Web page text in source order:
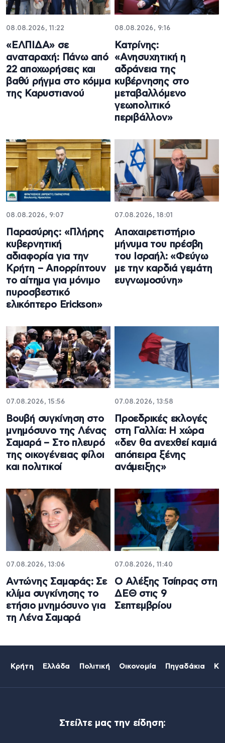
08.08.2026, 11:22
«ΕΛΠΙΔΑ» σε
αναταραχή: Πάνω από
22 αποχωρήσεις και
βαθύ ρήγμα στο κόμμα
της Καρυστιανού
08.08.2026, 9:16
Κατρίνης:
«Ανησυχητική η
αδράνεια της
κυβέρνησης στο
μεταβαλλόμενο
γεωπολιτικό
περιβάλλον»
08.08.2026, 9:07
Παρασύρης: «Πλήρης
κυβερνητική
αδιαφορία για την
Κρήτη – Απορρίπτουν
το αίτημα για μόνιμο
πυροσβεστικό
ελικόπτερο Erickson»
07.08.2026, 18:01
Αποχαιρετιστήριο
μήνυμα του πρέσβη
του Ισραήλ: «Φεύγω
με την καρδιά γεμάτη
ευγνωμοσύνη»
07.08.2026, 15:56
Βουβή συγκίνηση στο
μνημόσυνο της Λένας
Σαμαρά – Στο πλευρό
της οικογένειας φίλοι
και πολιτικοί
07.08.2026, 13:58
Προεδρικές εκλογές
στη Γαλλία: Η χώρα
«δεν θα ανεχθεί καμιά
απόπειρα ξένης
ανάμειξης»
07.08.2026, 13:06
Αντώνης Σαμαράς: Σε
κλίμα συγκίνησης το
ετήσιο μνημόσυνο για
τη Λένα Σαμαρά
07.08.2026, 11:40
Ο Αλέξης Τσίπρας στη
ΔΕΘ στις 9
Σεπτεμβρίου
Κρήτη Ελλάδα Πολιτική Οικονομία Πηγαδάκια
Στείλτε μας την είδηση: